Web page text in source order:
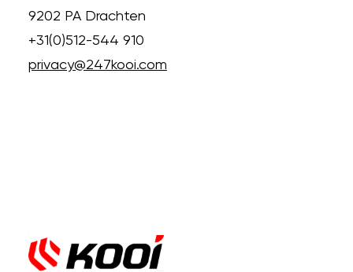
9202 PA Drachten
+31(0)512-544 910
privacy@247kooi.com